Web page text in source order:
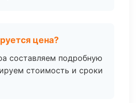
цена?
составляем подробную
стоимость и сроки